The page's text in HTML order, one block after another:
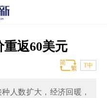
返60美元
T中
人数扩大，经济回暖，